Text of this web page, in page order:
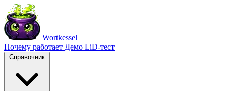
Wortkessel
Почему работает Демо LiD-тест
Справочник